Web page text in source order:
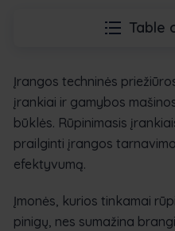
Table
Įrangos techninės
įrankiai ir gamybos
būklės. Rūpinimasis
prailginti įrangos
efektyvumą.
Įmonės, kurios tinkamai
pinigų, nes sumažina